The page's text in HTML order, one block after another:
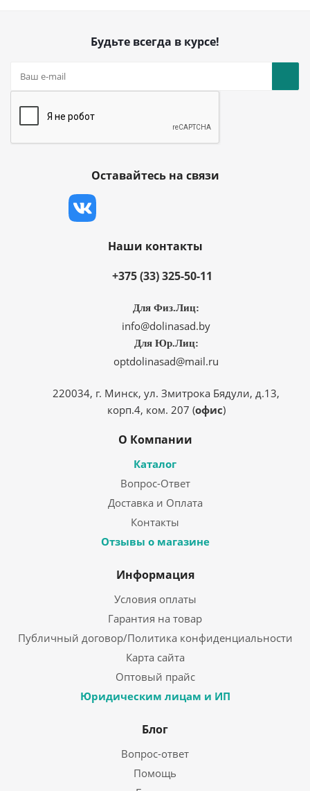
Будьте всегда в курсе!
Оставайтесь на связи
Наши контакты
+375 (33) 325-50-11
Для Физ.Лиц:
info@dolinasad.by
Для Юр.Лиц:
optdolinasad@mail.ru
220034, г. Минск, ул. Змитрока Бядули, д.13,
корп.4, ком. 207 (офис)
О Компании
Каталог
Вопрос-Ответ
Доставка и Оплата
Контакты
Отзывы о магазине
Информация
Условия оплаты
Гарантия на товар
Публичный договор/Политика конфиденциальности
Карта сайта
Оптовый прайс
Юридическим лицам и ИП
Блог
Вопрос-ответ
Помощь